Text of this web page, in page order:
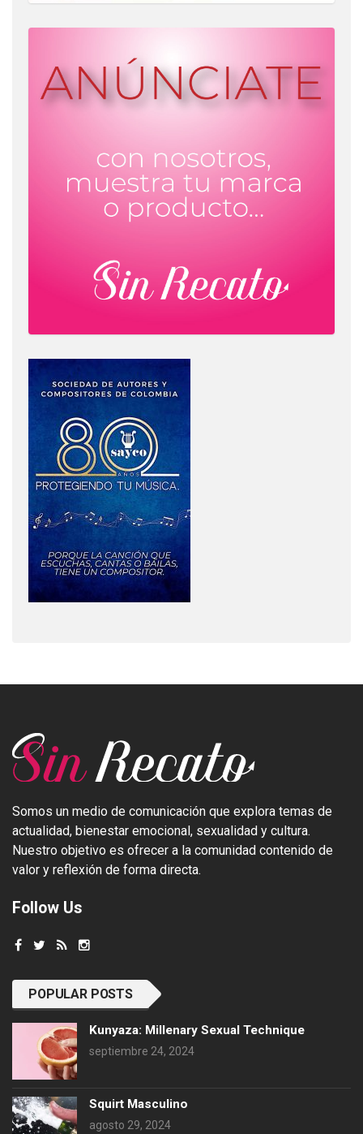
Somos un medio de comunicación que explora temas de
actualidad, bienestar emocional, sexualidad y cultura.
Nuestro objetivo es ofrecer a la comunidad contenido de
valor y reflexión de forma directa.
Follow Us
POPULAR POSTS
Kunyaza: Millenary Sexual Technique
septiembre 24, 2024
Squirt Masculino
agosto 29, 2024